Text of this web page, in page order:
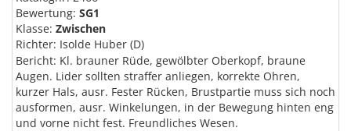
Bewertung: SG1
Klasse: Zwischen
Richter: Isolde Huber (D)
Bericht: Kl. brauner Rüde, gewölbter Oberkopf, braune
Augen. Lider sollten straffer anliegen, korrekte Ohren,
kurzer Hals, ausr. Fester Rücken, Brustpartie muss sich noch
ausformen, ausr. Winkelungen, in der Bewegung hinten eng
und vorne nicht fest. Freundliches Wesen.